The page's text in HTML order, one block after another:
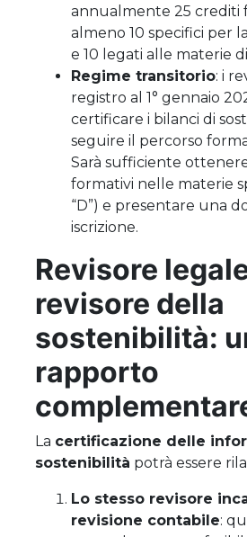
annualmente 25 crediti
almeno 10 specifici per
e 10 legati alle materie
Regime transitorio: i
registro al 1° gennaio
certificare i bilanci di
seguire il percorso
Sarà sufficiente
formativi nelle materie
“D”) e presentare una
iscrizione.
Revisore
revisore della
sostenibilità:
rapporto
La certificazione delle
sostenibilità potrà essere
Lo stesso revisore
revisione contabile: